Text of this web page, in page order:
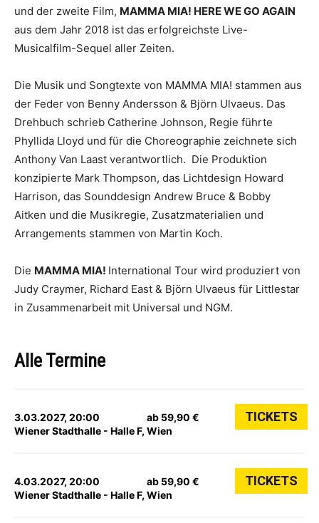
und der zweite Film, MAMMA MIA! HERE WE GO AGAIN
aus dem Jahr 2018 ist das erfolgreichste Live-
Musicalfilm-Sequel aller Zeiten.
Die Musik und Songtexte von MAMMA MIA! stammen aus
der Feder von Benny Andersson & Björn Ulvaeus. Das
Drehbuch schrieb Catherine Johnson, Regie führte
Phyllida Lloyd und für die Choreographie zeichnete sich
Anthony Van Laast verantwortlich. Die Produktion
konzipierte Mark Thompson, das Lichtdesign Howard
Harrison, das Sounddesign Andrew Bruce & Bobby
Aitken und die Musikregie, Zusatzmaterialien und
Arrangements stammen von Martin Koch.
Die MAMMA MIA! International Tour wird produziert von
Judy Craymer, Richard East & Björn Ulvaeus für Littlestar
in Zusammenarbeit mit Universal und NGM.
Alle Termine
3.03.2027, 20:00
Wiener Stadthalle - Halle F, Wien
ab 59,90 € TICKETS
4.03.2027, 20:00
Wiener Stadthalle - Halle F, Wien
ab 59,90 € TICKETS